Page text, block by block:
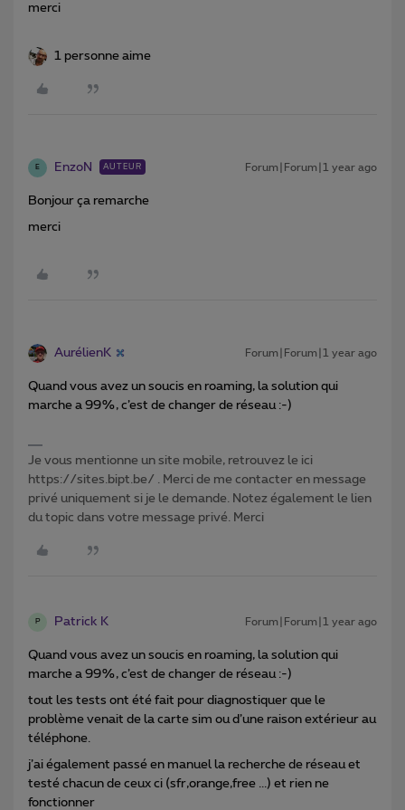
merci
1 personne aime
E EnzoN AUTEUR Forum|Forum|1 year ago
Bonjour ça remarche
merci
AurélienK Forum|Forum|1 year ago
Quand vous avez un soucis en roaming, la solution qui
marche a 99%, c’est de changer de réseau :-)
Je vous mentionne un site mobile, retrouvez le ici
https://sites.bipt.be/ . Merci de me contacter en message
privé uniquement si je le demande. Notez également le lien
du topic dans votre message privé. Merci
P Patrick K Forum|Forum|1 year ago
Quand vous avez un soucis en roaming, la solution qui
marche a 99%, c’est de changer de réseau :-)
tout les tests ont été fait pour diagnostiquer que le
problème venait de la carte sim ou d’une raison extérieur au
téléphone.
j’ai également passé en manuel la recherche de réseau et
testé chacun de ceux ci (sfr,orange,free ...) et rien ne
fonctionner